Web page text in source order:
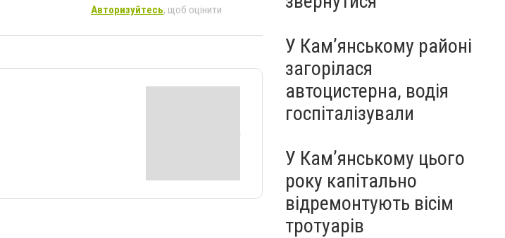
Авторизуйтесь, щоб оцінити
У Кам’янському районі
загорілася
автоцистерна, водія
госпіталізували
У Кам’янському цього
року капітально
відремонтують вісім
тротуарів